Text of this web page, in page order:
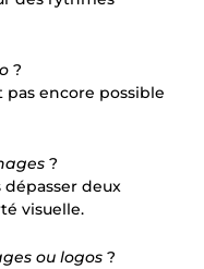
?
pas encore possible
?
dépasser deux
visuelle.
ou logos ?